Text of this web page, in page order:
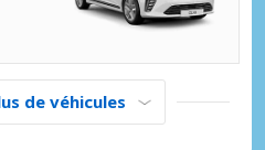
de véhicules